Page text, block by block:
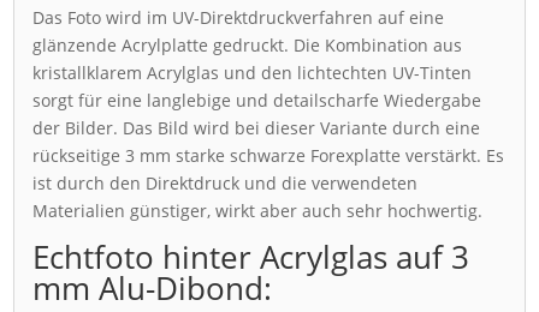
Das Foto wird im UV-Direktdruckverfahren auf eine
glänzende Acrylplatte gedruckt. Die Kombination aus
kristallklarem Acrylglas und den lichtechten UV-Tinten
sorgt für eine langlebige und detailscharfe Wiedergabe
der Bilder. Das Bild wird bei dieser Variante durch eine
rückseitige 3 mm starke schwarze Forexplatte verstärkt. Es
ist durch den Direktdruck und die verwendeten
Materialien günstiger, wirkt aber auch sehr hochwertig.
Echtfoto hinter Acrylglas auf 3
mm Alu-Dibond: